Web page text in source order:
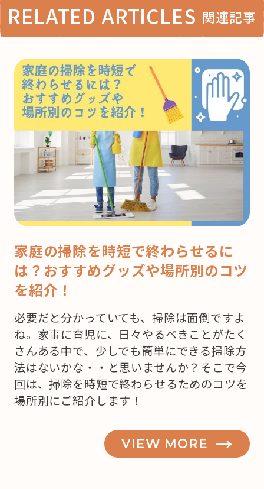
RELATED ARTICLES 関連記事
家庭の掃除を時短で終わらせるに
は？おすすめグッズや場所別のコツ
を紹介！
必要だと分かっていても、掃除は面倒ですよ
ね。家事に育児に、日々やるべきことがたく
さんある中で、少しでも簡単にできる掃除方
法はないかな・・と思いませんか？そこで今
回は、掃除を時短で終わらせるためのコツを
場所別にご紹介します！
VIEW MORE